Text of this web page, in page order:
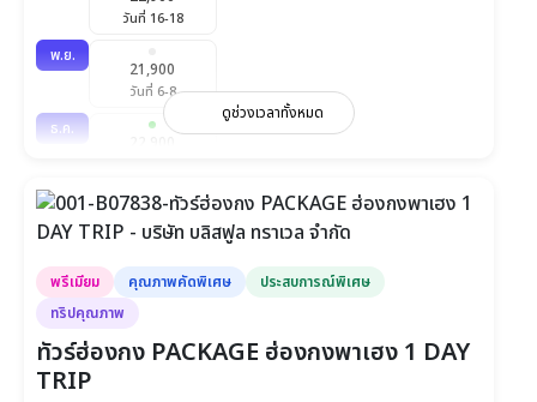
วันที่ 16-18
พ.ย.
21,900
วันที่ 6-8
ธ.ค.
ดูช่วงเวลาทั้งหมด
พรีเมียม คุณภาพคัดพิเศษ
ประสบการณ์พิเศษ
ทริปคุณภาพ
ทัวร์ฮ่องกง PACKAGE ฮ่องกงพาเฮง 1 DAY
TRIP